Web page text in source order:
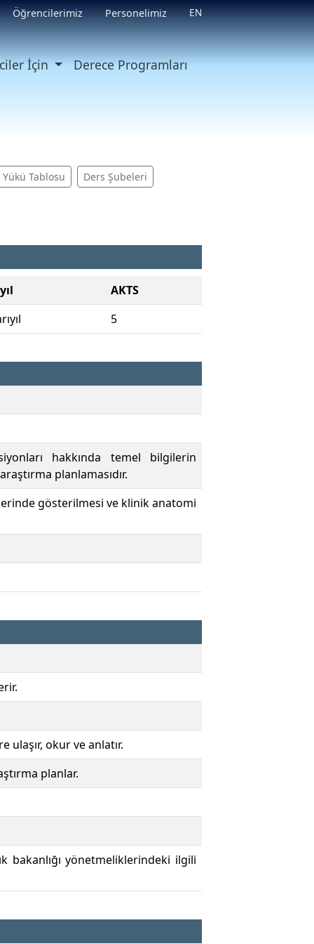
Öğrencilerimiz Personelimiz EN
İçin Derece Programları
Yükü Tablosu Ders Şubeleri
AKTS
5
hakkında temel bilgilerin
planlamasıdır.
gösterilmesi ve klinik anatomi
ulaşır, okur ve anlatır.
planlar.
bakanlığı yönetmeliklerindeki ilgili